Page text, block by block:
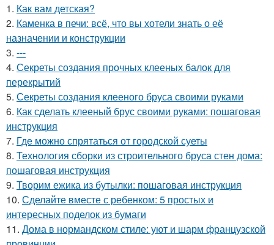
1. Как вам детская?
2. Каменка в печи: всё, что вы хотели знать о её
назначении и конструкции
3. ---
4. Секреты создания прочных клееных балок для
перекрытий
5. Секреты создания клееного бруса своими руками
6. Как сделать клееный брус своими руками: пошаговая
инструкция
7. Где можно спрятаться от городской суеты
8. Технология сборки из строительного бруса стен дома:
пошаговая инструкция
9. Творим ежика из бутылки: пошаговая инструкция
10. Сделайте вместе с ребенком: 5 простых и
интересных поделок из бумаги
11. Дома в нормандском стиле: уют и шарм французской